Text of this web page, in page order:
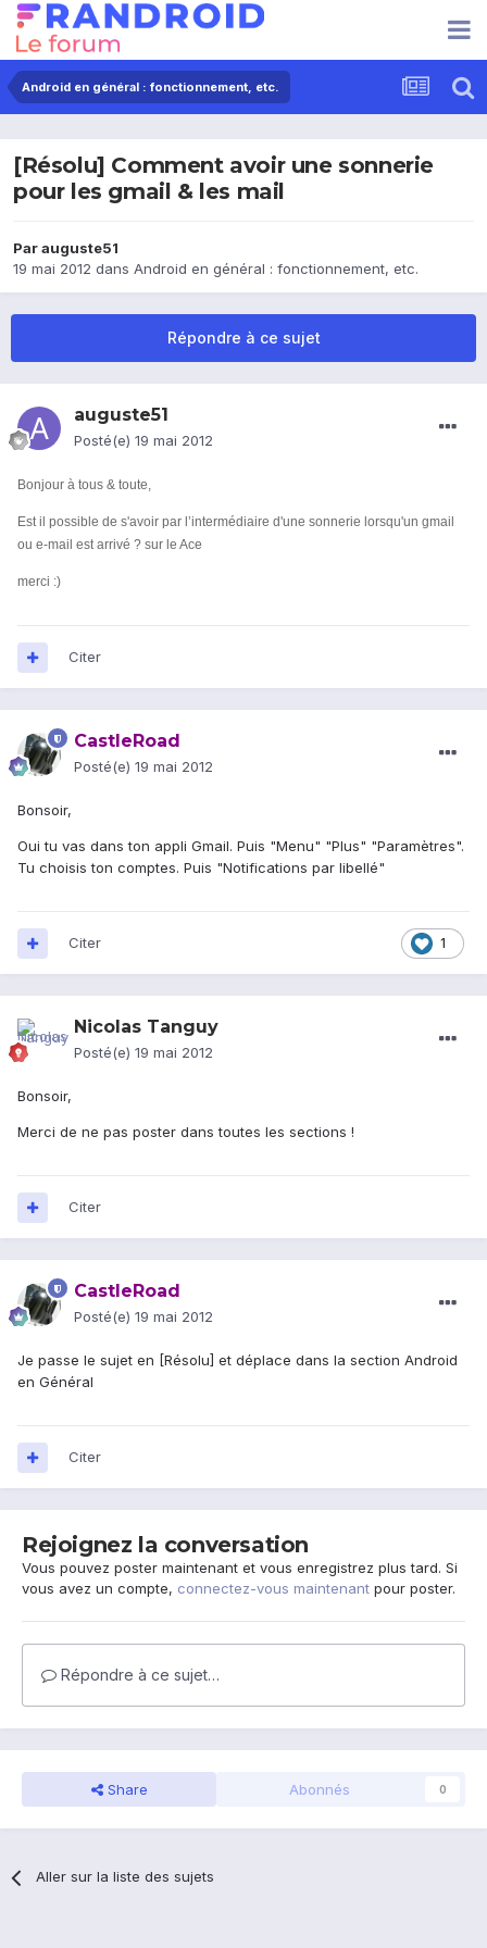
Android en général : fonctionnement, etc.
[Résolu] Comment avoir une sonnerie
pour les gmail & les mail
Parauguste51
19 mai 2012 dans Android en général : fonctionnement, etc.
Répondre à ce sujet
auguste51
Posté(e) 19 mai 2012
Bonjour à tous & toute,
Est il possible de s'avoir par l’intermédiaire d'une sonnerie lorsqu'un gmail
ou e-mail est arrivé ? sur le Ace
merci :)
Citer
CastleRoad
Posté(e) 19 mai 2012
Bonsoir,
Oui tu vas dans ton appli Gmail. Puis "Menu" "Plus" "Paramètres".
Tu choisis ton comptes. Puis "Notifications par libellé"
1
Citer
Nicolas Tanguy
Posté(e) 19 mai 2012
Bonsoir,
Merci de ne pas poster dans toutes les sections !
Citer
CastleRoad
Posté(e) 19 mai 2012
Je passe le sujet en [Résolu] et déplace dans la section Android
en Général
Citer
Rejoignez la conversation
Vous pouvez poster maintenant et vous enregistrez plus tard. Si
vous avez un compte, connectez-vous maintenant pour poster.
Répondre à ce sujet…
Share Abonnés 0
Aller sur la liste des sujets